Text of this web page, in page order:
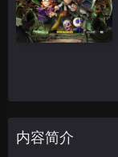
内容简介